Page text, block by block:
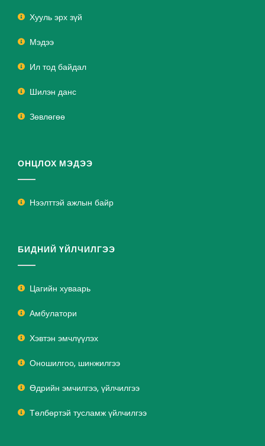
Хууль эрх зүй
Мэдээ
Ил тод байдал
Шилэн данс
Зөвлөгөө
ОНЦЛОХ МЭДЭЭ
Нээлттэй ажлын байр
БИДНИЙ ҮЙЛЧИЛГЭЭ
Цагийн хуваарь
Амбулатори
Хэвтэн эмчлүүлэх
Оношилгоо, шинжилгээ
Өдрийн эмчилгээ, үйлчилгээ
Төлбөртэй тусламж үйлчилгээ